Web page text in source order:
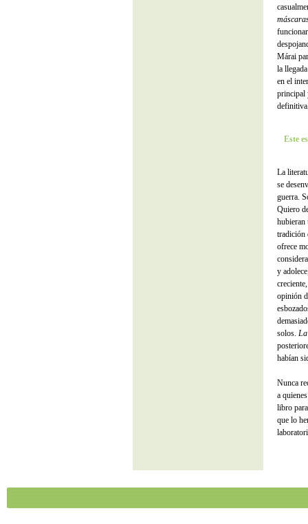
Márai
la
en el
principal
Este
La
se
guerra.
Quiero
hubieran
tradición
ofrece
y
opinión
solos.
habían
Nunca
a
libro
que lo